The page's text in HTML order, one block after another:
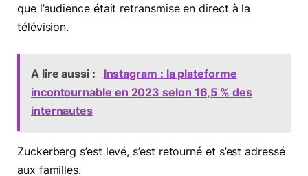
que l’audience était retransmise en direct à la
télévision.
A lire aussi :
Instagram : la plateforme
incontournable en 2023 selon 16,5 % des
internautes
Zuckerberg s’est levé, s’est retourné et s’est adressé
aux familles.